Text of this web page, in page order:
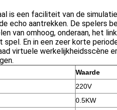
is een faciliteit van de
echo aantrekken. De spelers
van omhoog, onderaan, het
En in een zeer korte
virtuele werkelijkheidsscène
Waarde
220V
0.5KW